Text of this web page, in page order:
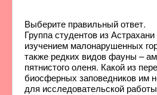
Выберите правильный ответ.
Группа студентов из
изучением малонарушенных
также редких видов фауны –
пятнистого оленя. Какой из
биосферных заповедников им
для исследовательской